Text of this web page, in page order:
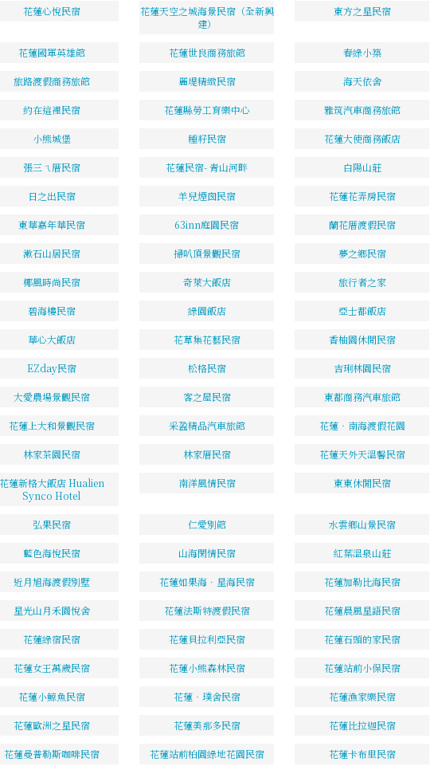
花蓮心悅民宿
花蓮天空之城海景民宿（全新興
建）
東方之星民宿
花蓮國軍英雄館 花蓮世良商務旅館 春綠小築
旅路渡假商務旅館 麗堤精緻民宿 海天依舍
約在這裡民宿 花蓮縣勞工育樂中心 雅筑汽車商務旅館
小熊城堡 種籽民宿 花蓮大使商務飯店
張三ㄟ厝民宿 花蓮民宿- 青山河畔 白陽山莊
日之出民宿 羊兒煙囪民宿 花蓮花弄房民宿
東華嘉年華民宿 63inn庭園民宿 蘭花厝渡假民宿
漱石山居民宿 掃叭頂景觀民宿 夢之鄉民宿
椰風時尚民宿 奇萊大飯店 旅行者之家
碧海樓民宿 綠園飯店 亞士都飯店
華心大飯店 花草集花藝民宿 香柚園休閒民宿
EZday民宿 松格民宿 吉琍林園民宿
大愛農場景觀民宿 客之屋民宿 東都商務汽車旅館
花蓮上大和景觀民宿 采盈精品汽車旅館 花蓮‧南海渡假花園
林家茶園民宿 林家厝民宿 花蓮天外天溫馨民宿
花蓮新格大飯店 Hualien
Synco Hotel
南洋風情民宿 東東休閒民宿
弘果民宿 仁愛別館 水雲鄉山景民宿
藍色海悅民宿 山海閑情民宿 紅葉溫泉山莊
近月旭海渡假別墅 花蓮如果海．星海民宿 花蓮加勒比海民宿
星光山月禾園悅舍 花蓮法斯特渡假民宿 花蓮晨風星語民宿
花蓮綠宿民宿 花蓮貝拉利亞民宿 花蓮石頭的家民宿
花蓮女王萬歲民宿 花蓮小熊森林民宿 花蓮站前小保民宿
花蓮小鯨魚民宿 花蓮‧璞舍民宿 花蓮漁家樂民宿
花蓮歐洲之星民宿 花蓮美那多民宿 花蓮比拉迦民宿
花蓮曼普勒斯咖啡民宿 花蓮站前柏園綠地花園民宿 花蓮卡布里民宿